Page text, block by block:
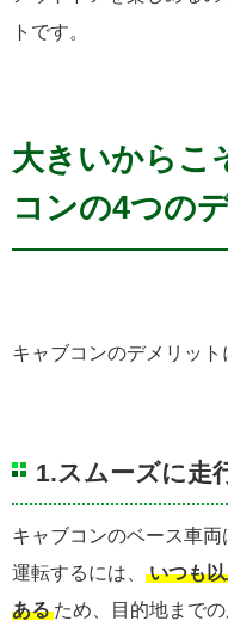
トです。
大きいからこ
コンの4つの
キャブコンのデメリット
1.スムーズに走
キャブコンのベース車
運転するには、
いつも
ある ため、目的地まで